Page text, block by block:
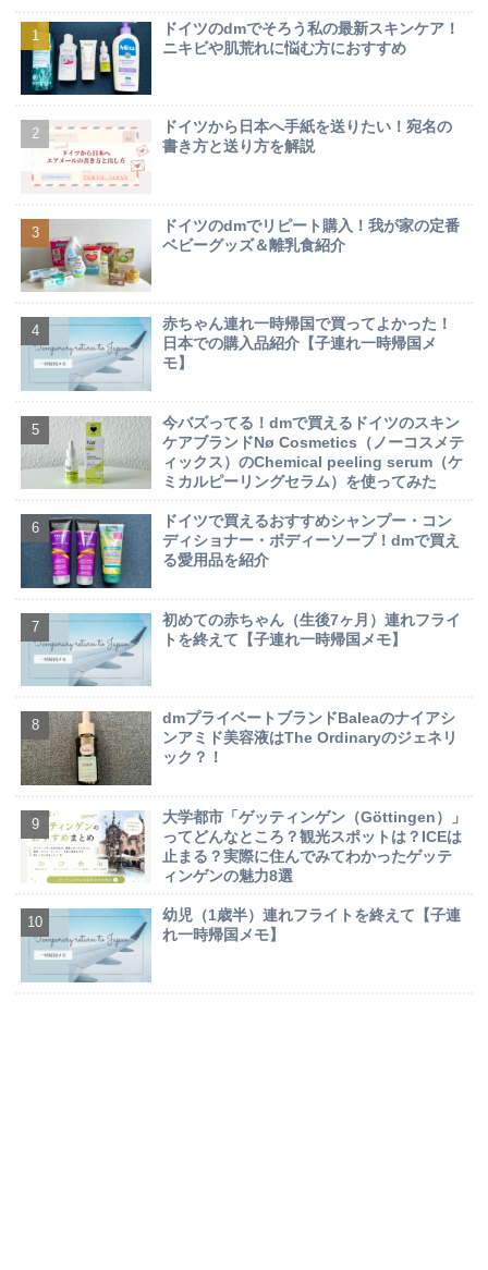
ドイツのdmでそろう私の最新スキンケア！
ニキビや肌荒れに悩む方におすすめ
ドイツから日本へ手紙を送りたい！宛名の
書き方と送り方を解説
ドイツのdmでリピート購入！我が家の定番
ベビーグッズ＆離乳食紹介
赤ちゃん連れ一時帰国で買ってよかった！
日本での購入品紹介【子連れ一時帰国メ
モ】
今バズってる！dmで買えるドイツのスキン
ケアブランドNø Cosmetics（ノーコスメテ
ィックス）のChemical peeling serum（ケ
ミカルピーリングセラム）を使ってみた
ドイツで買えるおすすめシャンプー・コン
ディショナー・ボディーソープ！dmで買え
る愛用品を紹介
初めての赤ちゃん（生後7ヶ月）連れフライ
トを終えて【子連れ一時帰国メモ】
dmプライベートブランドBaleaのナイアシ
ンアミド美容液はThe Ordinaryのジェネリ
ック？！
大学都市「ゲッティンゲン（Göttingen）」
ってどんなところ？観光スポットは？ICEは
止まる？実際に住んでみてわかったゲッテ
ィンゲンの魅力8選
幼児（1歳半）連れフライトを終えて【子連
れ一時帰国メモ】